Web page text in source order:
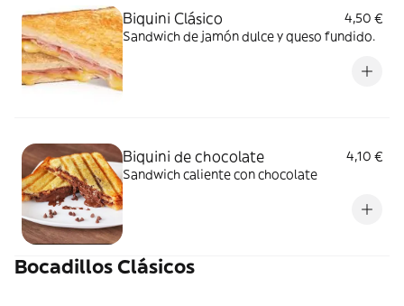
Biquini Clásico
4,50 €
Sandwich de jamón dulce y queso fundido.
Biquini de chocolate
4,10 €
Sandwich caliente con chocolate
Bocadillos Clásicos